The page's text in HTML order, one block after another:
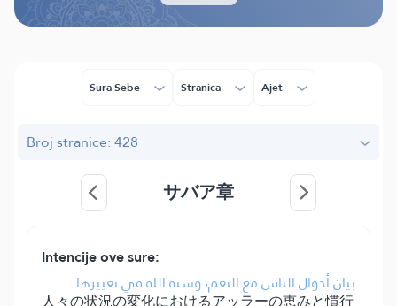
Sura Sebe Stranica Ajet
Broj stranice: 428
サバア章
Intencije ove sure:
بيان أحوال الناس مع النعم، وسنة الله في تغييرها.